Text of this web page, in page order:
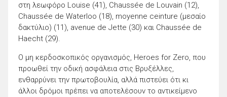
στη λεωφόρο Louise (41), Chaussée de Louvain (12),
Chaussée de Waterloo (18), moyenne ceinture (μεσαίο
δακτύλιο) (11), avenue de Jette (30) και Chaussée de
Haecht (29).
Ο μη κερδοσκοπικός οργανισμός, Heroes for Zero, που
προωθεί την οδική ασφάλεια στις Βρυξέλλες,
ενθαρρύνει την πρωτοβουλία, αλλά πιστεύει ότι κι
άλλοι δρόμοι πρέπει να αποτελέσουν το αντικείμενο